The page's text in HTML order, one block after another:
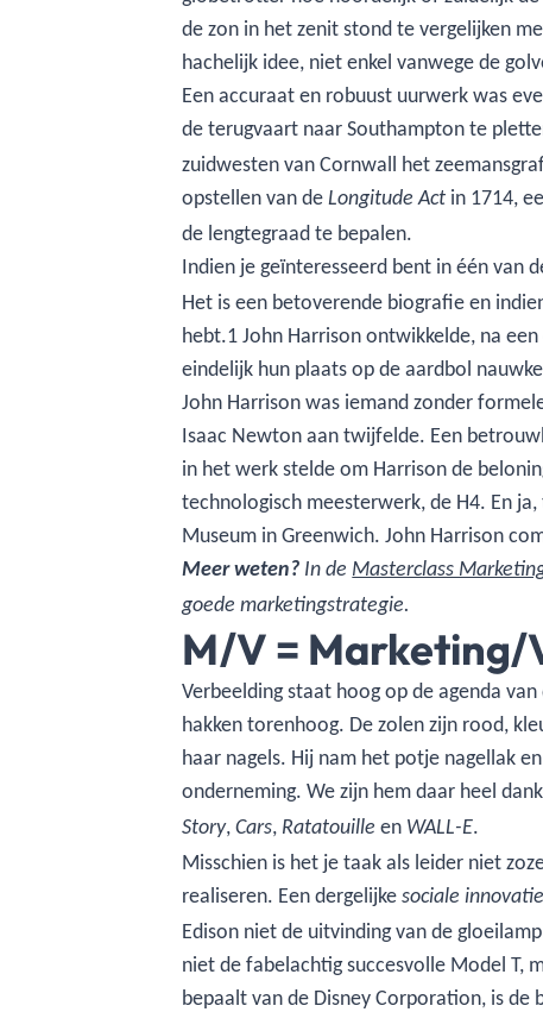
de zon in het zenit stond te vergelijken
hachelijk idee, niet enkel vanwege de
Een accuraat en robuust uurwerk was
de terugvaart naar Southampton te
zuidwesten van Cornwall het
opstellen van deLongitude Act in 1714,
de lengtegraad te bepalen.
Indien je geïnteresseerd bent in één van
Het is een betoverende biografie en
hebt.1 John Harrison ontwikkelde, na
eindelijk hun plaats op de aardbol
John Harrison was iemand zonder
Isaac Newton aan twijfelde. Een
in het werk stelde om Harrison de
technologisch meesterwerk, de H4. En
Museum in Greenwich. John Harrison
Meer weten? In de Masterclass
goede marketingstrategie.
M/V = Marketing/
Verbeelding staat hoog op de agenda
hakken torenhoog. De zolen zijn rood,
haar nagels. Hij nam het potje nagellak
onderneming. We zijn hem daar heel
Story,Cars, Ratatouille en WALL-E.
Misschien is het je taak als leider niet
realiseren. Een dergelijkesociale
Edison niet de uitvinding van de
niet de fabelachtig succesvolle Model T,
bepaalt van de Disney Corporation, is